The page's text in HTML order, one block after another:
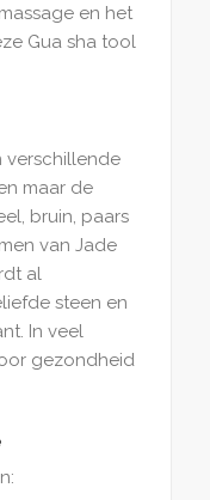
en het
Gua sha tool
verschillende
maar de
bruin, paars
van Jade
al
steen en
In veel
gezondheid